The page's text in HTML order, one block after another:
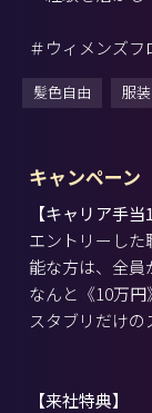
＃ウィメンズ
髪色自由 服
キャンペーン
【キャリア手当
エントリーし
能な方は、全員
なんと《10万
スタブリだけの
【来社特典】